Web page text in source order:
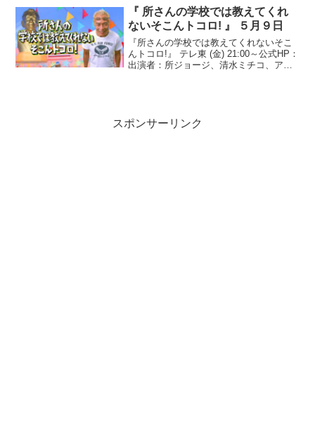
子、夏川純、伊藤かずえ、磯山さやか、
真琴つばさ◆...
『 所さんの学校では教えてくれ
ないそこんトコロ! 』 ５月９日
『所さんの学校では教えてくれないそこ
んトコロ!』 テレ東 (金) 21:00～公式HP：
出演者：所ジョージ、清水ミチコ、アン
スポンサーリンク